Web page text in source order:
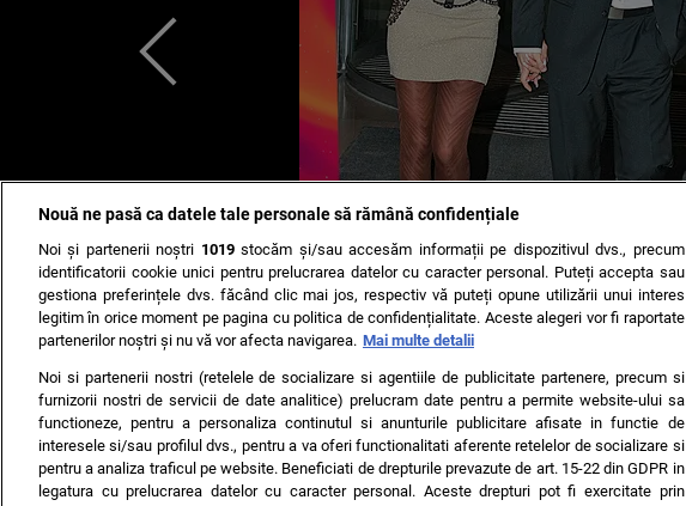
TERMENI ȘI CONDIȚII DESPRE NOI CONTACT SETĂRI COOKIES
Nouă ne pasă ca datele tale personale să rămână confidențiale
Noi și partenerii noștri 1019stocăm și/sau accesăm informații pe dispozitivul dvs., precum
identificatorii cookie unici pentru prelucrarea datelor cu caracter personal. Puteți accepta sau
gestiona preferințele dvs. făcând clic mai jos, respectiv vă puteți opune utilizării unui interes
legitim în orice moment pe pagina cu politica de confidențialitate. Aceste alegeri vor fi raportate
partenerilor noștri și nu vă vor afecta navigarea. Mai multe detalii
Noi si partenerii nostri (retelele de socializare si agentiile de publicitate partenere, precum si
furnizorii nostri de servicii de date analitice) prelucram date pentru a permite website-ului sa
functioneze, pentru a personaliza continutul si anunturile publicitare afisate in functie de
interesele si/sau profilul dvs., pentru a va oferi functionalitati aferente retelelor de socializare si
pentru a analiza traficul pe website. Beneficiati de drepturile prevazute de art. 15-22 din GDPR in
legatura cu prelucrarea datelor cu caracter personal. Aceste drepturi pot fi exercitate prin